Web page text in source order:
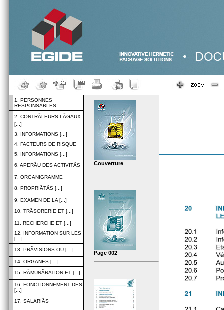
1. PERSONNES
RESPONSABLES
2. CONTRÃLEURS LÃGAUX
[...]
3. INFORMATIONS [...]
4. FACTEURS DE RISQUE
5. INFORMATIONS [...]
6. APERÃU DES ACTIVITÃS
7. ORGANIGRAMME
8. PROPRIÃTÃS [...]
9. EXAMEN DE LA [...]
10. TRÃSORERIE ET [...]
11. RECHERCHE ET [...]
12. INFORMATION SUR LES
[...]
13. PRÃVISIONS OU [...]
14. ORGANES [...]
15. RÃMUNÃRATION ET [...]
16. FONCTIONNEMENT DES
[...]
17. SALARIÃS
Couverture
Page 002